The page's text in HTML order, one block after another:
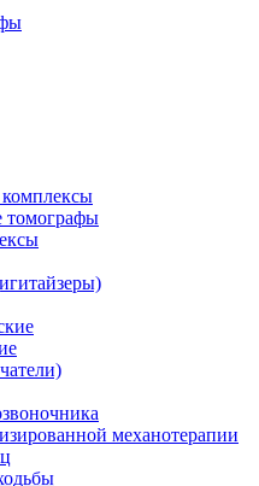
комплексы
томографы
механотерапии